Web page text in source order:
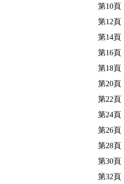
第10頁
第12頁
第14頁
第16頁
第18頁
第20頁
第22頁
第24頁
第26頁
第28頁
第30頁
第32頁